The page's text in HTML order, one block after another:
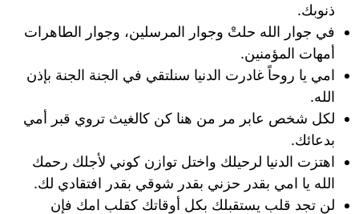
ذنوبك.
في جوار الله حلتْ وجوار المرسلين، وجوار الطاهرات
أمهات المؤمنين.
امي يا روحاً غادرت الدنيا سنلتقي في الجنة الجنة بإذن
الله.
لكل شخص عابر مر من هنا كن كالغيث تروي قبر أمي
بدعائك.
اهتزت الدنيا لرحيلك واختل توازن كوني لأجلك رحمك
الله يا امي بقدر حزني بقدر شوقي بقدر افتقادي لك.
لن تجد قلب يستقبلك بكل أوقاتك كقلب امك فإن